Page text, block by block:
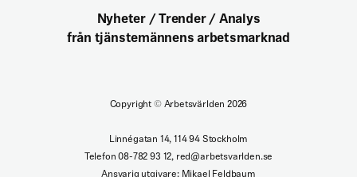
Nyheter / Trender / Analys
från tjänstemännens arbetsmarknad
Copyright ©Arbetsvärlden 2026
Linnégatan 14, 114 94 Stockholm
Telefon 08-782 93 12, red@arbetsvarlden.se
Ansvarig utgivare: Mikael Feldbaum